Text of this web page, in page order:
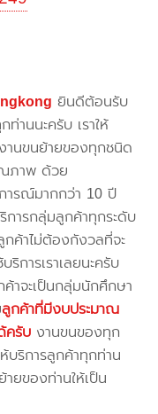
ยินดีต้อนรับ
ท่านนะครับ เราให้
านขนย้ายของทุกชนิด
ภาพ ด้วย
ารณ์มากกว่า 10 ปี
ริการกลุ่มลูกค้าทุกระดับ
ค้าไม่ต้องกังวลที่จะ
ริการเราเลยนะครับ
ค้าจะเป็นกลุ่มนักศึกษา
ลูกค้าที่มีงบประมาณ
ครับ งานขนของทุก
ห้บริการลูกค้าทุกท่าน
ยของท่านให้เป็น